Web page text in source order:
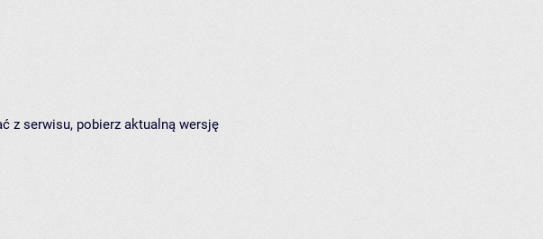
z serwisu, pobierz aktualną wersję